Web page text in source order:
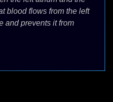
blood flows from the left
and prevents it from